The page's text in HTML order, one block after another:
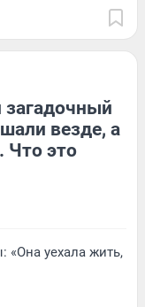
везде, а
Что это
«Она уехала жить,